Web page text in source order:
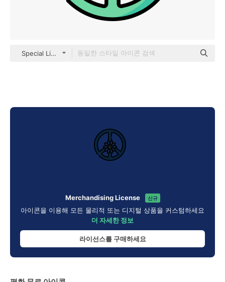
Special Lineal color
Merchandising License 신규
아이콘을 이용해 모든 물리적 또는 디지털 상품을 커스텀하세요
더 자세한 정보
라이선스를 구매하세요